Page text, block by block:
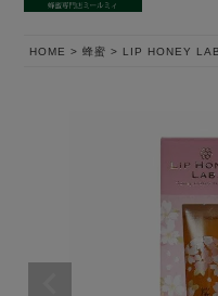
HOME 蜂蜜 LIP HONEY